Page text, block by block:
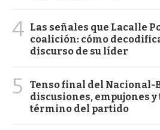
4 Las señales que Lacalle
coalición: cómo
discurso de su líder
5
Tenso final del Nacional-
discusiones, empujones
término del partido